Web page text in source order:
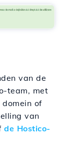
van de
team, met
of
van
de Hostico-